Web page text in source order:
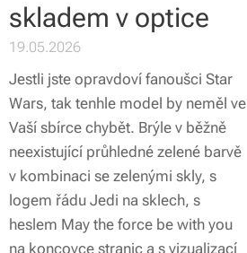
skladem v optice
19.05.2026
Jestli jste opravdoví fanoušci Star
Wars, tak tenhle model by neměl ve
Vaší sbírce chybět. Brýle v běžně
neexistující průhledné zelené barvě
v kombinaci se zelenými skly, s
logem řádu Jedi na sklech, s
heslem May the force be with you
na koncovce stranic a s vizualizací